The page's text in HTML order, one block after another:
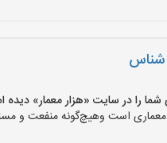
شناس
«هزار معمار» دیده ام و کد «شرکت-
است وهیچ‌گونه منفعت و